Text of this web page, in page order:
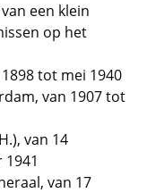
een klein
op het
tot mei 1940
van 1907 tot
van 14
van 17